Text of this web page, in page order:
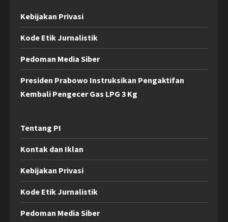
Kebijakan Privasi
Kode Etik Jurnalistik
Pedoman Media Siber
Presiden Prabowo Instruksikan Pengaktifan
Kembali Pengecer Gas LPG 3 Kg
Tentang PI
Kontak dan Iklan
Kebijakan Privasi
Kode Etik Jurnalistik
Pedoman Media Siber